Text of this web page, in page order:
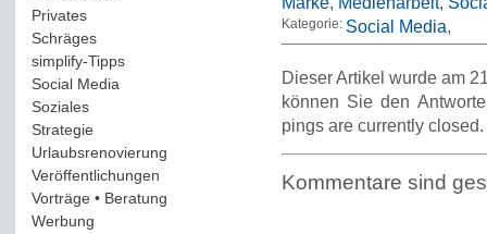
Privates(193)
Schräges(161)
simplify-Tipps(123)
Social Media
Soziales(37)
Strategie(220)
Urlaubsrenovierung
Veröffentlichungen
Vorträge • Beratung
Werbung
Kategorie: Social Media
Dieser Artikel wurde am
können Sie den
pings are currently closed.
Kommentare sind